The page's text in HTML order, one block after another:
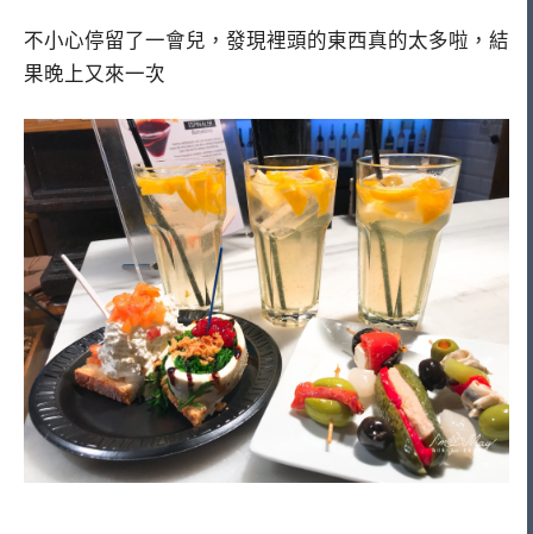
不小心停留了一會兒，發現裡頭的東西真的太多啦，結
果晚上又來一次